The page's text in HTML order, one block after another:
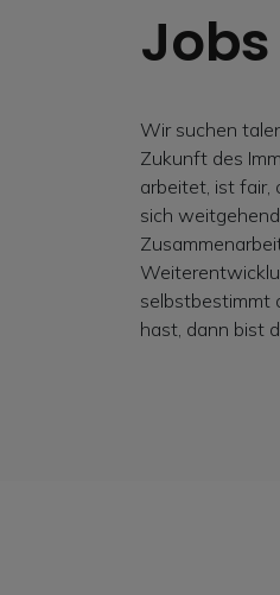
Jobs
Wir suchen
Zukunft des
arbeitet, ist fair,
sich
selbstbestimmt
hast, dann bist